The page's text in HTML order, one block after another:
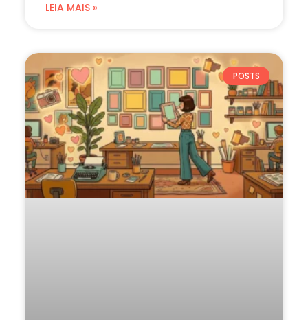
LEIA MAIS »
POSTS